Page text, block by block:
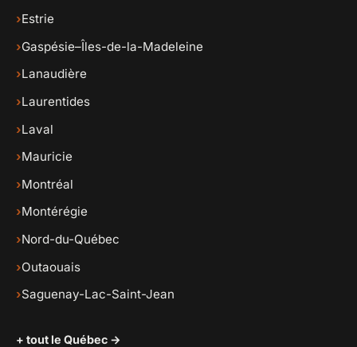
›Estrie
›Gaspésie–Îles-de-la-Madeleine
›Lanaudière
›Laurentides
›Laval
›Mauricie
›Montréal
›Montérégie
›Nord-du-Québec
›Outaouais
›Saguenay-Lac-Saint-Jean
+ tout le Québec →